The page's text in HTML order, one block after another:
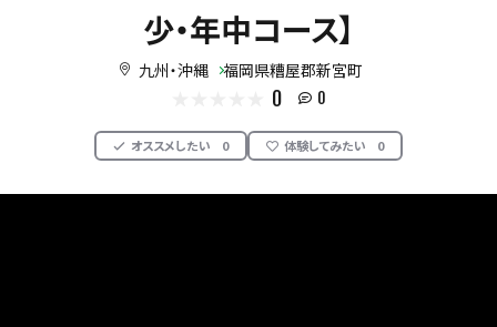
少・年中コース】
九州・沖縄 福岡県糟屋郡新宮町
0 0
オススメしたい 0 体験してみたい 0